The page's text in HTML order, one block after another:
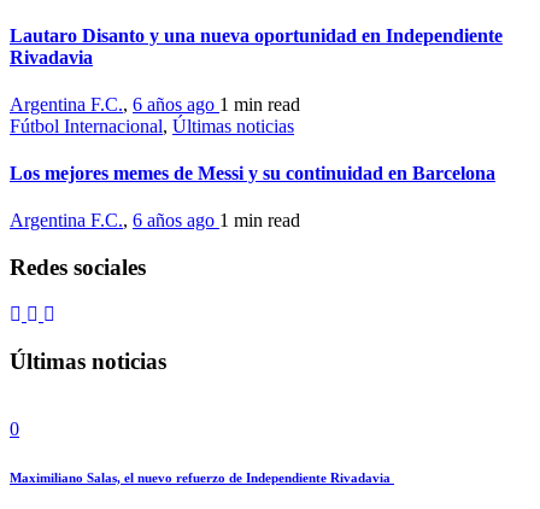
Lautaro Disanto y una nueva oportunidad en Independiente
Rivadavia
Argentina F.C., 6 años ago 1 min read
Fútbol Internacional, Últimas noticias
Los mejores memes de Messi y su continuidad en Barcelona
Argentina F.C., 6 años ago 1 min read
Redes sociales
Últimas noticias
0
Maximiliano Salas, el nuevo refuerzo de Independiente Rivadavia